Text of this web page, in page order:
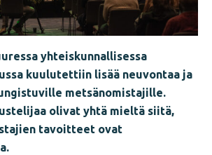
yhteiskunnallisessa
kuulutettiin lisää neuvontaa ja
metsänomistajille.
olivat yhtä mieltä siitä,
tavoitteet ovat